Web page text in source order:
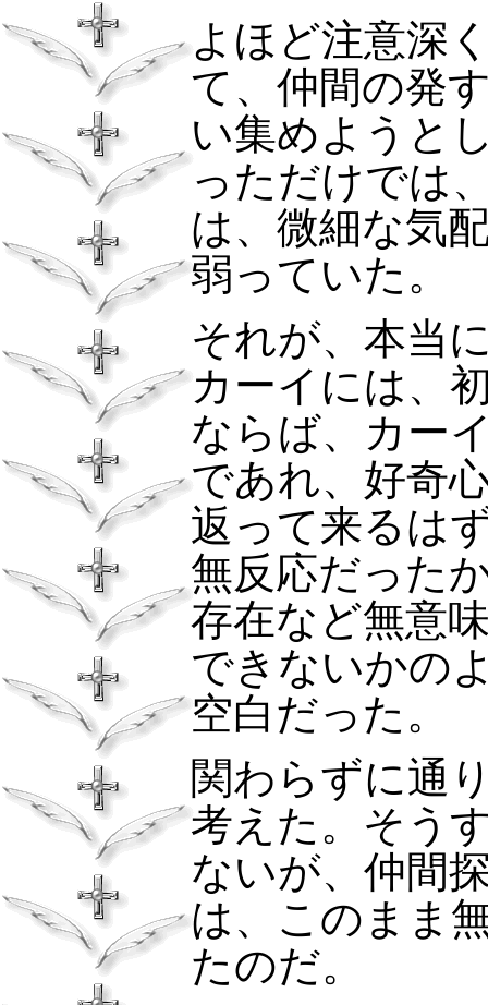
よほど注意深
て、仲間の発
い集めようと
っただけでは
は、微細な気
弱っていた。
それが、本当
カーイには、
ならば、カー
であれ、好奇
返って来るは
無反応だった
存在など無意
できないかの
空白だった。
関わらずに通
考えた。そう
ないが、仲間
は、このまま
たのだ。